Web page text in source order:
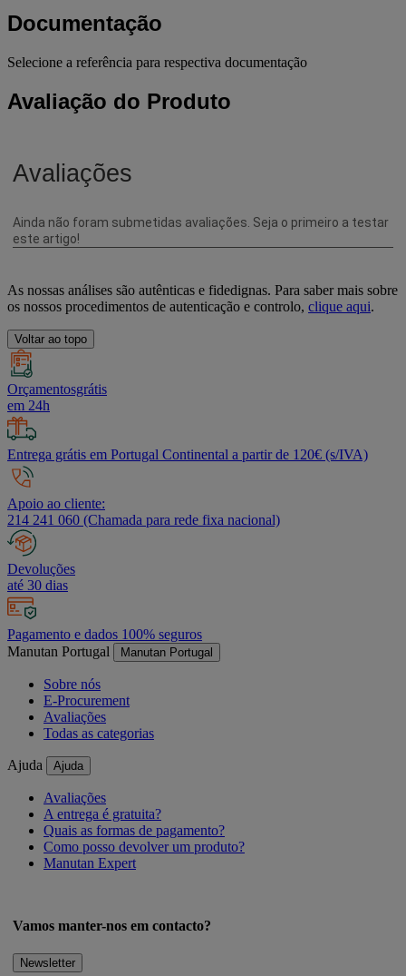
Documentação
Selecione a referência para respectiva documentação
Avaliação do Produto
As nossas análises são autênticas e fidedignas. Para saber mais sobre
os nossos procedimentos de autenticação e controlo, clique aqui.
Voltar ao topo
Orçamentosgrátis
em 24h
Entrega grátis em Portugal Continental a partir de 120€ (s/IVA)
Apoio ao cliente:
214 241 060 (Chamada para rede fixa nacional)
Devoluções
até 30 dias
Pagamento e dados 100% seguros
Manutan Portugal
Manutan Portugal
Sobre nós
E-Procurement
Avaliações
Todas as categorias
Ajuda Ajuda
Avaliações
A entrega é gratuita?
Quais as formas de pagamento?
Como posso devolver um produto?
Manutan Expert
Vamos manter-nos em contacto?
Newsletter